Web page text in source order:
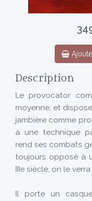
Description
Le provocator
moyenne, et
jambière comme
a une technique
rend ses combats
toujours opposé à
IIIe siècle, on le
Il porte un